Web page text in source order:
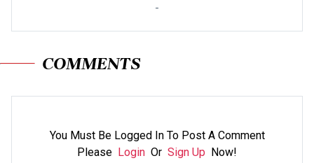
-
COMMENTS
You Must Be Logged In To Post A Comment
Please Login Or Sign Up Now!